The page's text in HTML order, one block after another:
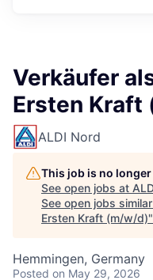
Verkäufer
Ersten Kraft
ALDI Nord
This job is no
See open jobs at
See open jobs
Ersten Kraft (m/w/d)"
Hemmingen, Germany
Posted on May 29, 2026